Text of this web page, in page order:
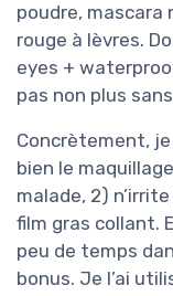
poudre, mascara
rouge à lèvres.
eyes +
pas non plus
Concrètement,
bien le
malade, 2)
film gras collant.
peu de temps
bonus. Je l’ai